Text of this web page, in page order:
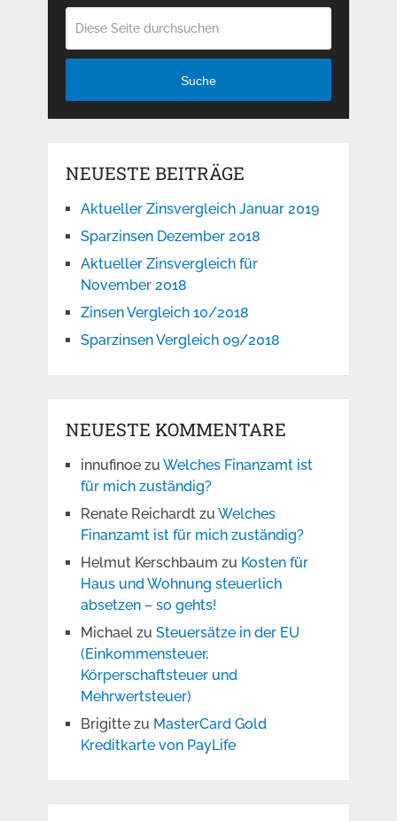
Suche
NEUESTE BEITRÄGE
Aktueller Zinsvergleich Januar 2019
Sparzinsen Dezember 2018
Aktueller Zinsvergleich für
November 2018
Zinsen Vergleich 10/2018
Sparzinsen Vergleich 09/2018
NEUESTE KOMMENTARE
innufinoezu Welches Finanzamt ist
für mich zuständig?
Renate Reichardtzu Welches
Finanzamt ist für mich zuständig?
Helmut Kerschbaum zu Kosten für
Haus und Wohnung steuerlich
absetzen – so gehts!
Michaelzu Steuersätze in der EU
(Einkommensteuer,
Körperschaftsteuer und
Mehrwertsteuer)
Brigittezu MasterCard Gold
Kreditkarte von PayLife